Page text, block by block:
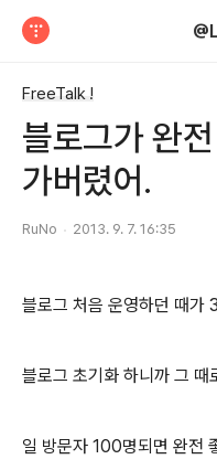
FreeTalk !
블로그가 완
가버렸어.
RuNo 2013. 9. 7. 16:35
블로그 처음 운영하던 때가
블로그 초기화 하니까 그 때
일 방문자 100명되면 완전